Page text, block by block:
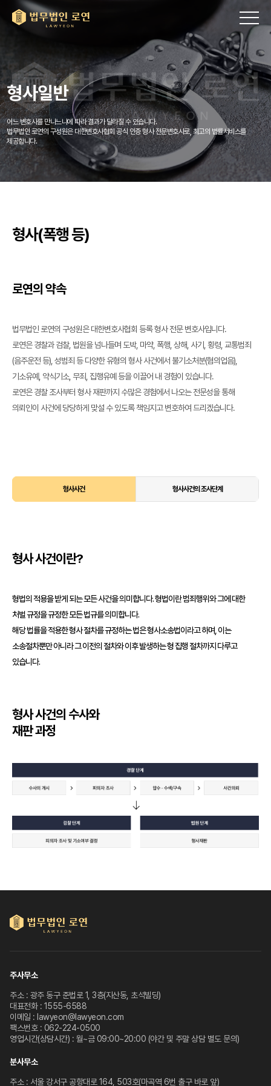
형사일반
어느 변호사를 만나느냐에 따라 결과가 달라질 수 있습니다.
법무법인 로연의 구성원은 대한변호사협회 공식 인증 형사 전문변호사로, 최고의 법률서비스를
제공합니다.
형사(폭행 등)
로연의 약속
법무법인 로연의 구성원은 대한변호사협회 등록 형사 전문 변호사입니다.
로연은 경찰과 검찰, 법원을 넘나들며 도박, 마약, 폭행, 상해, 사기, 횡령, 교통범죄
(음주운전 등), 성범죄 등 다양한 유형의 형사 사건에서 불기소처분(혐의업음),
기소유예, 약식기소, 무죄, 집행유예 등을 이끌어 내 경험이 있습니다.
로연은 경찰 조사부터 형사 재판까지 수많은 경험에서 나오는 전문성을 통해
의뢰인이 사건에 당당하게 맞설 수 있도록 책임지고 변호하여 드리겠습니다.
형사사건 형사사건의 조사단계
형사 사건이란?
형법의 적용을 받게 되는 모든 사건을 의미합니다. 형법이란 범죄행위와 그에 대한
처벌 규정을 규정한 모든 법규를 의미합니다.
해당 법률을 적용한 형사 절차를 규정하는 법은 형사소송법이라고 하며, 이는
소송절차뿐만 아니라 그 이전의 절차와 이후 발생하는 형 집행 절차까지 다루고
있습니다.
형사 사건의 수사와
재판 과정
주사무소
주소 : 광주 동구 준법로 1, 3층(지산동, 초석빌딩)
대표전화 : 1555-6588
이메일 : lawyeon@lawyeon.com
팩스번호 : 062-224-0500
영업시간(상담시간) : 월~금 09:00~20:00 (야간 및 주말 상담 별도 문의)
분사무소
주소 : 서울 강서구 공항대로 164, 503호(마곡역 6번 출구 바로 앞)